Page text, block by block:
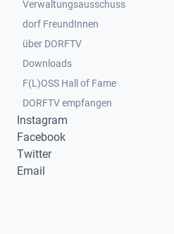
Verwaltungsausschuss
dorf FreundInnen
Footer 3
über DORFTV
Downloads
F(L)OSS Hall of Fame
Footer 4
DORFTV empfangen
Instagram
Facebook
Twitter
Email